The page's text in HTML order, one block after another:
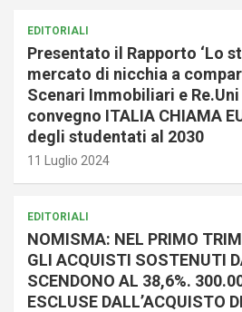
EDITORIALI
Presentato il Rapporto ‘Lo
mercato di nicchia a
Scenari Immobiliari e
convegno ITALIA CHIAMA
degli studentati al 2030
11 Luglio 2024
EDITORIALI
NOMISMA: NEL PRIMO
GLI ACQUISTI SOSTENUTI
SCENDONO AL 38,6%.
ESCLUSE DALL’ACQUISTO